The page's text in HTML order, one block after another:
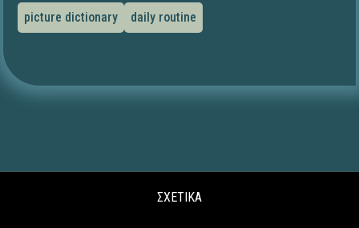
picture dictionary
daily routine
ΣΧΕΤΙΚΑ